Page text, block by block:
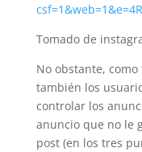
Tomado de
No obstante,
también los
controlar los
anuncio que no le
post (en los tres